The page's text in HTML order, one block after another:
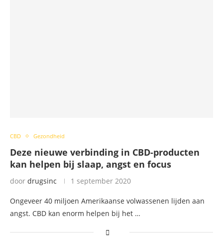
CBD Gezondheid
Deze nieuwe verbinding in CBD-producten
kan helpen bij slaap, angst en focus
door drugsinc 1 september 2020
Ongeveer 40 miljoen Amerikaanse volwassenen lijden aan
angst. CBD kan enorm helpen bij het …